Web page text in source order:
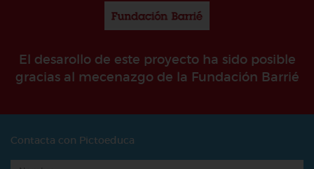
El desarollo de este proyecto ha sido posible
gracias al mecenazgo de la Fundación Barrié
Contacta con Pictoeduca